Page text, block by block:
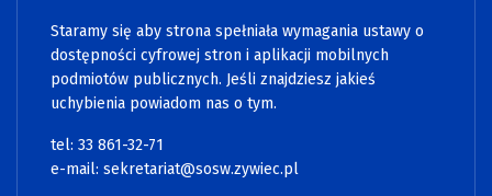
Staramy się aby strona spełniała wymagania ustawy o
dostępności cyfrowej stron i aplikacji mobilnych
podmiotów publicznych. Jeśli znajdziesz jakieś
uchybienia powiadom nas o tym.
tel: 33 861-32-71
e-mail: sekretariat@sosw.zywiec.pl